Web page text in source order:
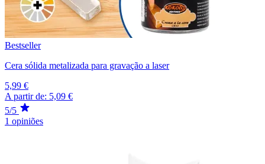
Bestseller
Cera sólida metalizada para gravação a laser
5,99 €
A partir de: 5,09 €
5/5
1 opiniões